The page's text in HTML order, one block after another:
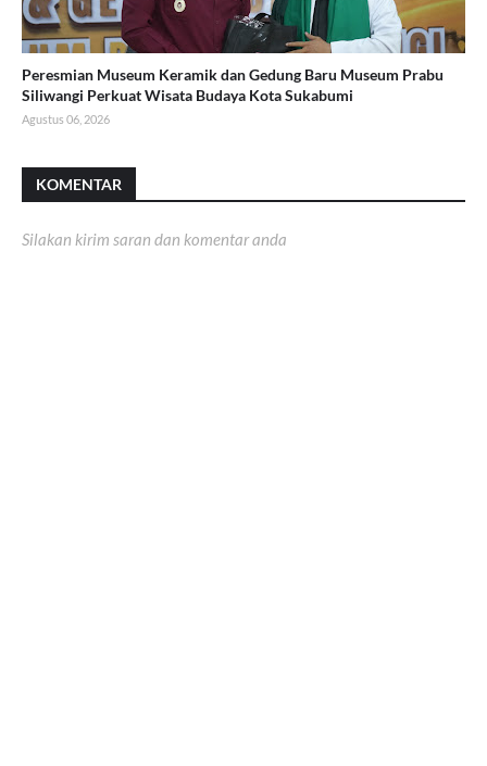
Peresmian Museum Keramik dan Gedung Baru Museum Prabu
Siliwangi Perkuat Wisata Budaya Kota Sukabumi
Agustus 06, 2026
KOMENTAR
Silakan kirim saran dan komentar anda